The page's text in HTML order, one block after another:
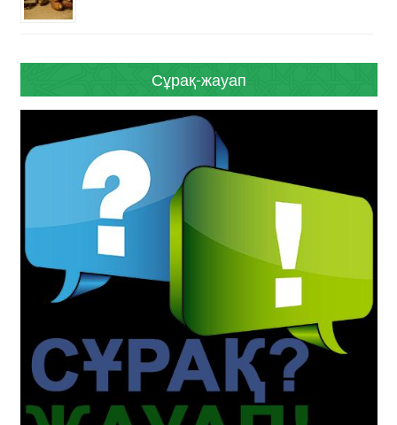
Сұрақ-жауап